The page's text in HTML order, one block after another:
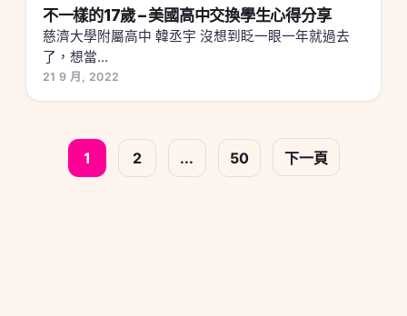
不一樣的17歲 – 美國高中交換學生心得分享
慈濟大學附屬高中 韓丞宇 沒想到眨一眼一年就過去
了，想當...
21 9 月, 2022
1 2 ... 50 下一頁